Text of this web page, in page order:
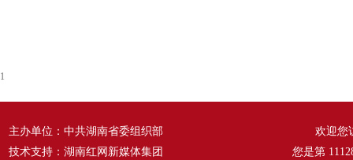
1
主办单位：中共湖南省委组织部
技术支持：湖南红网新媒体集团
欢迎您
您是第